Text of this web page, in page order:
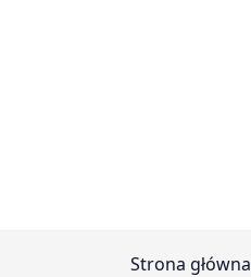
Strona główna